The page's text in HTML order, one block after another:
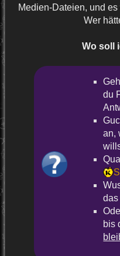
Medien-Dateien, und
Wer
Wo soll
du
an,
bis